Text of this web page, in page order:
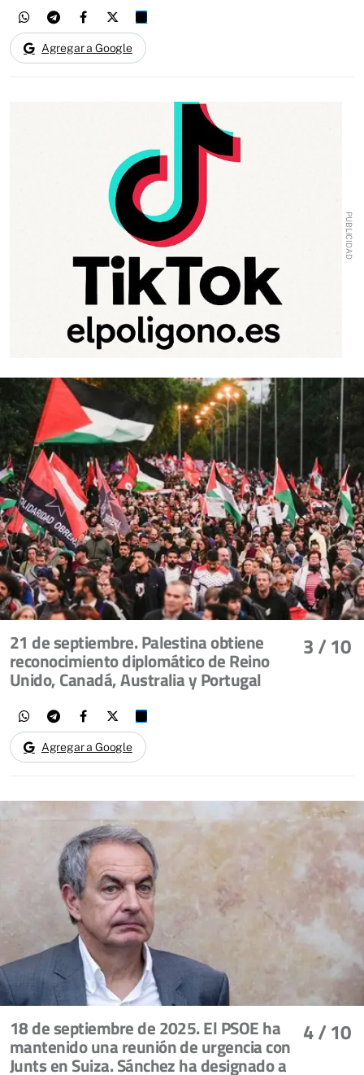
Agregar a Google
3/ 10
21 de septiembre. Palestina obtiene
reconocimiento diplomático de Reino
Unido, Canadá, Australia y Portugal
Agregar a Google
4/ 10
18 de septiembre de 2025. El PSOE ha
mantenido una reunión de urgencia con
Junts en Suiza. Sánchez ha designado a